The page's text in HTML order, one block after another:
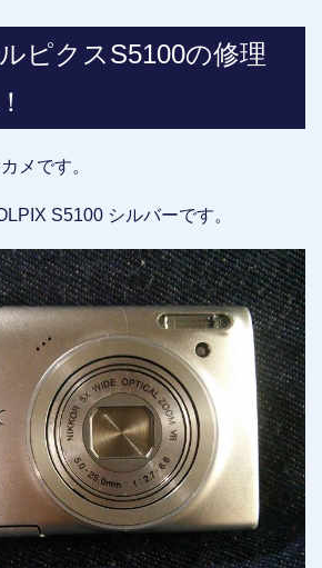
ピクスS5100の修理
メです。
S5100 シルバーです。